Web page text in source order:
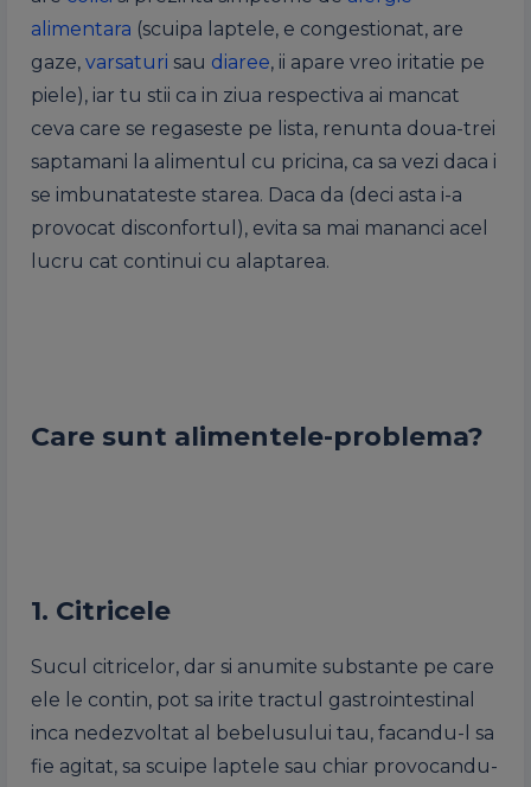
alimentara (scuipa laptele, e congestionat, are
gaze, varsaturi sau diaree, ii apare vreo iritatie pe
piele), iar tu stii ca in ziua respectiva ai mancat
ceva care se regaseste pe lista, renunta doua-trei
saptamani la alimentul cu pricina, ca sa vezi daca i
se imbunatateste starea. Daca da (deci asta i-a
provocat disconfortul), evita sa mai mananci acel
lucru cat continui cu alaptarea.
Care sunt alimentele-problema?
1. Citricele
Sucul citricelor, dar si anumite substante pe care
ele le contin, pot sa irite tractul gastrointestinal
inca nedezvoltat al bebelusului tau, facandu-l sa
fie agitat, sa scuipe laptele sau chiar provocandu-